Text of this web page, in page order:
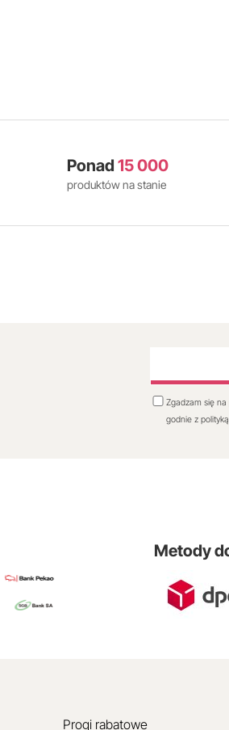
Ponad 15 000
produktów na stanie
Zgadzam się
godnie z
Metody
Progi rabatowe